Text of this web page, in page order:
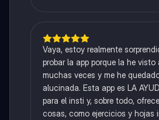
Vaya, estoy realmente
probar la app porque la he
muchas veces y me he
alucinada. Esta app es LA
para el insti y, sobre todo,
cosas, como ejercicios y hojas